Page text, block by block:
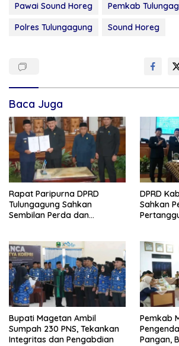
Pawai Sound Horeg
Pemkab
Polres Tulungagung
Sound Horeg
Baca Juga
Rapat Paripurna DPRD
Tulungagung Sahkan
Sembilan Perda dan
DPRD
Sahkan
Bupati Magetan Ambil
Sumpah 230 PNS, Tekankan
Integritas dan Pengabdian
Pemkab
Pangan,